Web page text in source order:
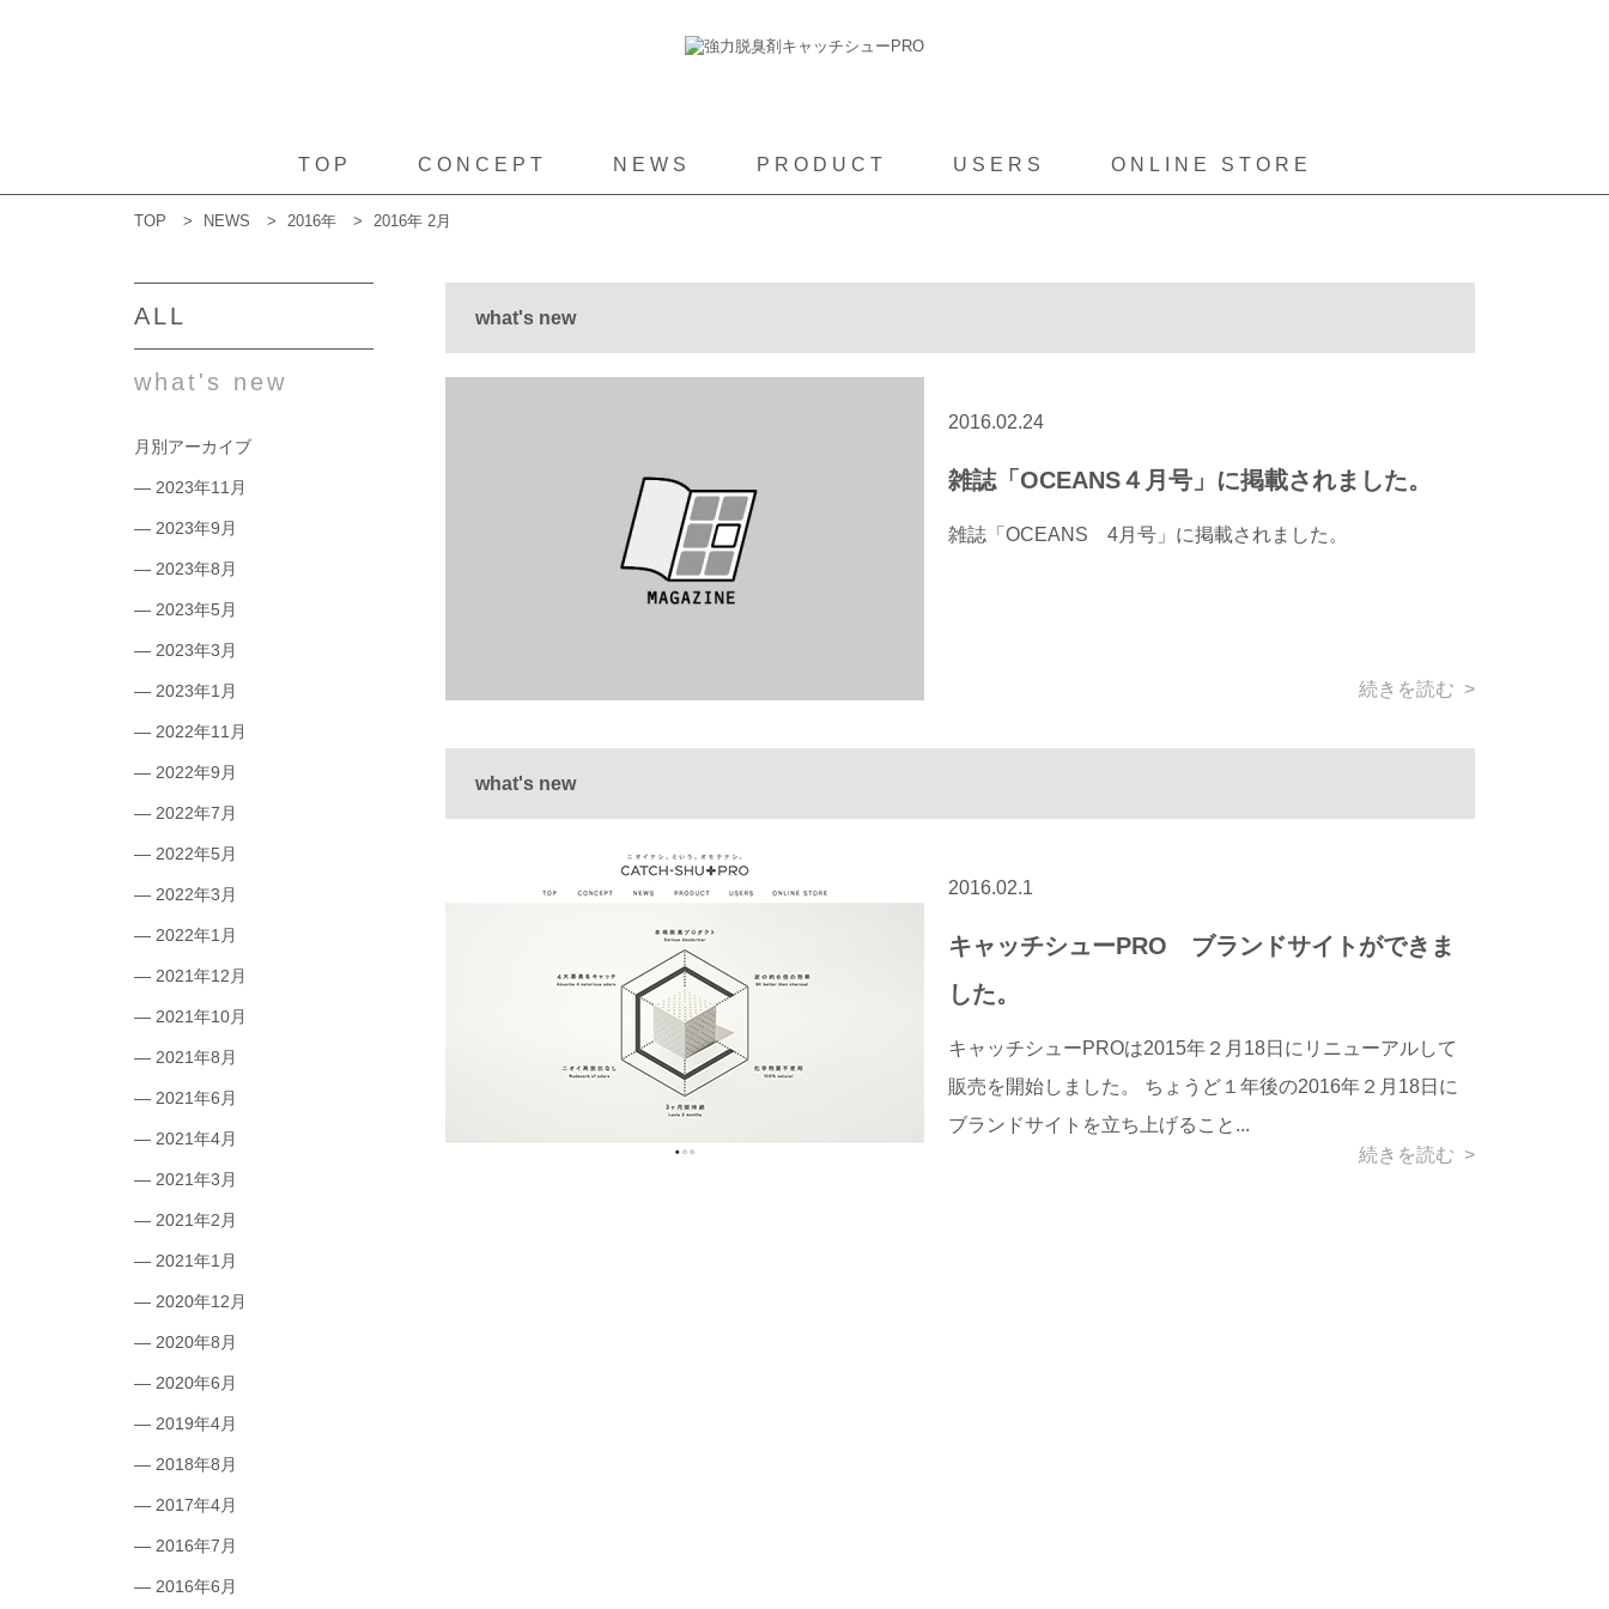
TOP CONCEPT NEWS PRODUCT USERS ONLINE STORE
TOP > NEWS > 2016年 > 2016年 2月
ALL
what's new
月別アーカイブ
2023年11月
2023年9月
2023年8月
2023年5月
2023年3月
2023年1月
2022年11月
2022年9月
2022年7月
2022年5月
2022年3月
2022年1月
2021年12月
2021年10月
2021年8月
2021年6月
2021年4月
2021年3月
2021年2月
2021年1月
2020年12月
2020年8月
2020年6月
2019年4月
2018年8月
2017年4月
2016年7月
2016年6月
what's new
2016.02.24
雑誌「OCEANS４月号」に掲載されました。
雑誌「OCEANS 4月号」に掲載されました。
続きを読む >
what's new
2016.02.1
キャッチシューPRO ブランドサイトができま
した。
キャッチシューPROは2015年２月18日にリニューアルして
販売を開始しました。 ちょうど１年後の2016年２月18日に
ブランドサイトを立ち上げること...
続きを読む >